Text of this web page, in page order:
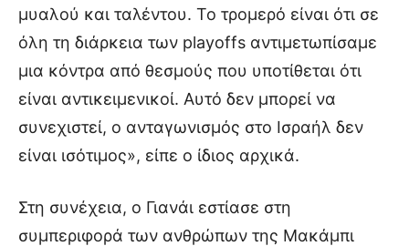
μυαλού και ταλέντου. Το τρομερό είναι ότι σε
όλη τη διάρκεια των playoffs αντιμετωπίσαμε
μια κόντρα από θεσμούς που υποτίθεται ότι
είναι αντικειμενικοί. Αυτό δεν μπορεί να
συνεχιστεί, ο ανταγωνισμός στο Ισραήλ δεν
είναι ισότιμος», είπε ο ίδιος αρχικά.
Στη συνέχεια, ο Γιανάι εστίασε στη
συμπεριφορά των ανθρώπων της Μακάμπι